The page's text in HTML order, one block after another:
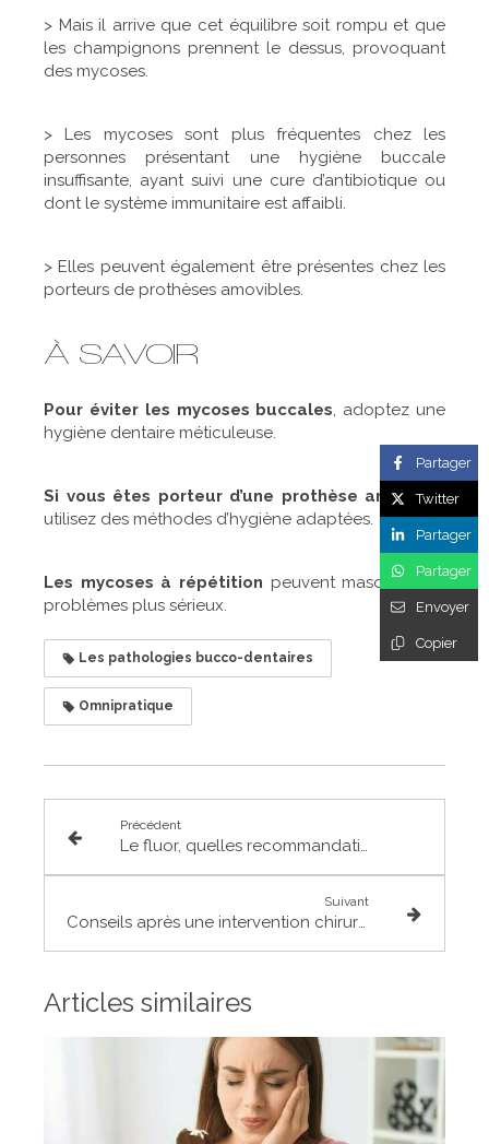
> Mais il arrive que cet équilibre soit rompu et que
les champignons prennent le dessus, provoquant
des mycoses.
> Les mycoses sont plus fréquentes chez les
personnes présentant une hygiène buccale
insuffisante, ayant suivi une cure d’antibiotique ou
dont le système immunitaire est affaibli.
> Elles peuvent également être présentes chez les
porteurs de prothèses amovibles.
À SAVOIR
Pour éviter les mycoses buccales, adoptez une
hygiène dentaire méticuleuse.
Si vous êtes porteur d’une prothèse amovible,
utilisez des méthodes d’hygiène adaptées.
Les mycoses à répétition peuvent masquer des
problèmes plus sérieux.
Les pathologies bucco-dentaires
Omnipratique
Précédent
Le fluor, quelles recommandations ?
Suivant
Conseils après une intervention chirurgicale dentaire
Articles similaires
Partager
Twitter
Partager
Partager
Envoyer
Copier